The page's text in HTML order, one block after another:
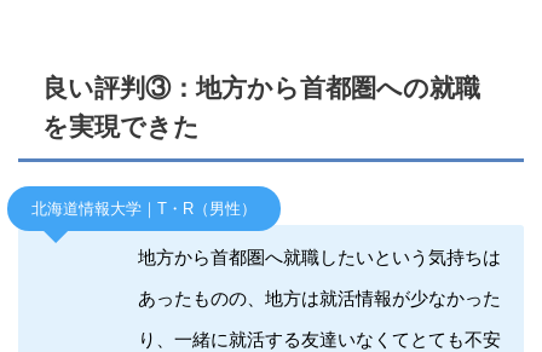
良い評判③：地方から首都圏への就職
を実現できた
北海道情報大学｜T・R（男性）
地方から首都圏へ就職したいという気持ちは
あったものの、地方は就活情報が少なかった
り、一緒に就活する友達いなくてとても不安